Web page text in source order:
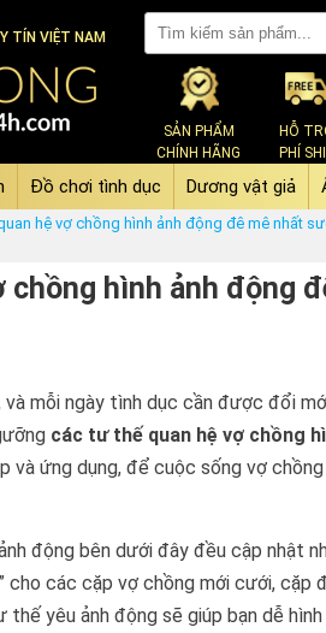
TÍN VIỆT NAM
SẢN PHẨM
CHÍNH HÃNG
HỖ
PHÍ
Đồ chơi tình dục Dương vật giả
hệ vợ chồng hình ảnh động đê mê nhất
chồng hình ảnh động
mỗi ngày tình dục cần được đổi
các tư thế quan hệ vợ chồng
và ứng dụng, để cuộc sống vợ
động bên dưới đây đều cập nhật
cho các cặp vợ chồng mới cưới, cặp
yêu ảnh động sẽ giúp bạn dễ hình